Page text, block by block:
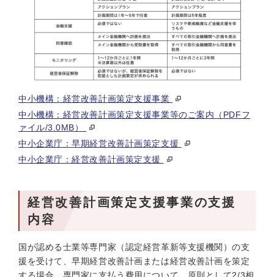
中小機構：経営改善計画策定支援事業
中小機構：経営改善計画策定支援事業等のご案内（PDFフ
ァイル/3.0MB）
中小企業庁：早期経営改善計画策定支援
中小企業庁：経営改善計画策定支援
経営改善計画策定支援事業の支援
内容
国が認める士業等専門家（認定経営革新等支援機関）の支
援を受けて、早期経営改善計画または経営改善計画を策定